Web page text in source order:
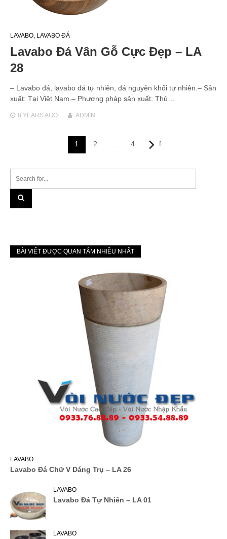
LAVABO, LAVABO ĐÁ
Lavabo Đá Vân Gỗ Cực Đẹp – LA
28
– Lavabo đá, lavabo đá tự nhiên, đá nguyên khối tự nhiên.– Sản
xuất: Tại Việt Nam.– Phương pháp sản xuất: Thủ…
8 YEARSAGO ADMIN
1 2 … 4 Next
BÀI VIẾT ĐƯỢC QUAN TÂM NHIỀU NHẤT
LAVABO
Lavabo Đá Chữ V Dáng Trụ – LA 26
LAVABO
Lavabo Đá Tự Nhiên – LA 01
LAVABO